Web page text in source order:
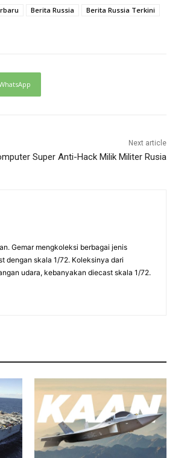
Berita Russia
Berita Russia Terkini
Next article
Super Anti-Hack Milik Militer Rusia
Gemar mengkoleksi berbagai jenis
dengan skala 1/72. Koleksinya dari
udara, kebanyakan diecast skala 1/72.